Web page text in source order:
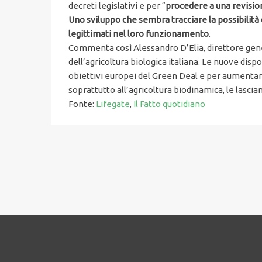
decreti legislativi e per “procedere a una
Uno sviluppo che sembra tracciare la
legittimati nel loro funzionamento.
Commenta così Alessandro D’Elia, direttore
dell’agricoltura biologica italiana. Le nuove
obiettivi europei del Green Deal e per
soprattutto all’agricoltura biodinamica, le
Fonte: Lifegate, Il Fatto quotidiano